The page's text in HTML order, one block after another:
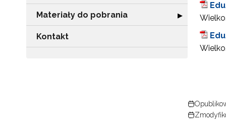
Materiały do pobrania Rozwiń sekcję
▶
Kontakt